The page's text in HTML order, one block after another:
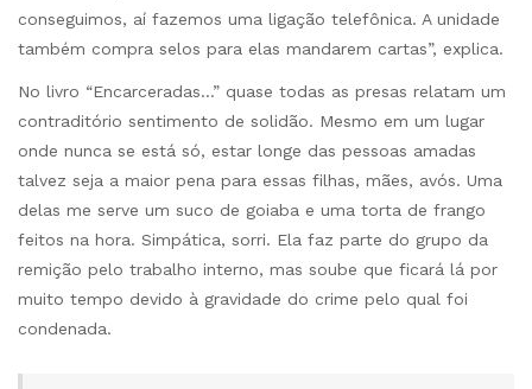
conseguimos, aí fazemos uma ligação telefônica. A unidade
também compra selos para elas mandarem cartas”, explica.
No livro “Encarceradas…” quase todas as presas relatam um
contraditório sentimento de solidão. Mesmo em um lugar
onde nunca se está só, estar longe das pessoas amadas
talvez seja a maior pena para essas filhas, mães, avós. Uma
delas me serve um suco de goiaba e uma torta de frango
feitos na hora. Simpática, sorri. Ela faz parte do grupo da
remição pelo trabalho interno, mas soube que ficará lá por
muito tempo devido à gravidade do crime pelo qual foi
condenada.